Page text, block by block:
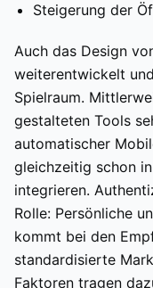
Steigerung der
Auch das Design
weiterentwickelt
Spielraum.
gestalteten Tools
automatischer
gleichzeitig schon
integrieren.
Rolle: Persönliche
kommt bei den
standardisierte
Faktoren tragen